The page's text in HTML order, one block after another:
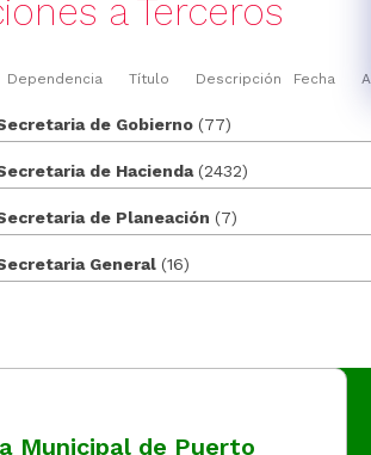
a Terceros
Dependencia Título Descripción Fecha
de Gobierno (77)
de Hacienda (2432)
de Planeación (7)
General (16)
Municipal de Puerto